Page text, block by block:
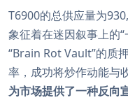
T6900的总供应量为
象征着在迷因叙事上的
“Brain Rot Vault”的质
率，成功将炒作动能与
为市场提供了一种反向